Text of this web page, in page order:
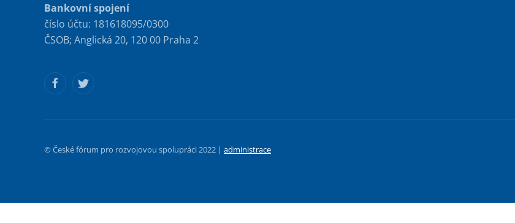
Bankovní spojení
číslo účtu: 181618095/0300
ČSOB; Anglická 20, 120 00 Praha 2
© České fórum pro rozvojovou spolupráci 2022 | administrace